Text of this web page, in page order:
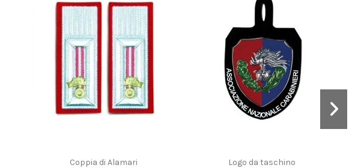
Coppia di Alamari
Logo da taschino